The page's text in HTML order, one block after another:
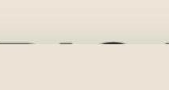
Bericht